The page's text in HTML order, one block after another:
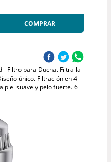
COMPRAR
Filtro para Ducha. Filtra la
único. Filtración en 4
piel suave y pelo fuerte. 6